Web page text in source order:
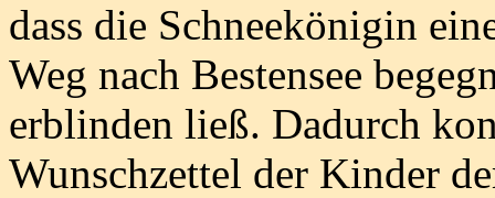
dass die Schneekönigin
Weg nach Bestensee
erblinden ließ. Dadurch
Wunschzettel der Kinder